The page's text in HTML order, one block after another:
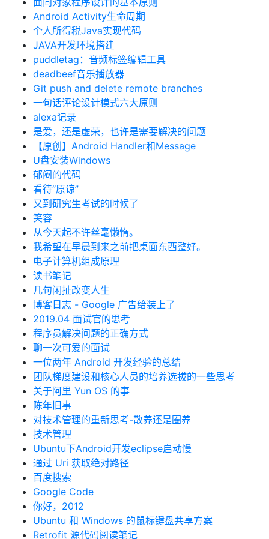
Android Activity生命周期
个人所得税Java实现代码
JAVA开发环境搭建
puddletag：音频标签编辑工具
deadbeef音乐播放器
Git push and delete remote branches
一句话评论设计模式六大原则
alexa记录
是爱，还是虚荣，也许是需要解决的问题
【原创】Android Handler和Message
U盘安装Windows
郁闷的代码
看待“原谅”
又到研究生考试的时候了
笑容
从今天起不许丝毫懒惰。
我希望在早晨到来之前把桌面东西整好。
电子计算机组成原理
读书笔记
几句闲扯改变人生
博客日志 - Google 广告给装上了
2019.04 面试官的思考
程序员解决问题的正确方式
聊一次可爱的面试
一位两年 Android 开发经验的总结
团队梯度建设和核心人员的培养选拔的一些思考
关于阿里 Yun OS 的事
陈年旧事
对技术管理的重新思考-散养还是圈养
技术管理
Ubuntu下Android开发eclipse启动慢
通过 Uri 获取绝对路径
百度搜索
Google Code
你好，2012
Ubuntu 和 Windows 的鼠标键盘共享方案
Retrofit 源代码阅读笔记